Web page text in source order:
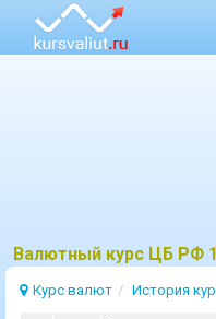
Bалютный курс ЦБ РФ
Курс валют История